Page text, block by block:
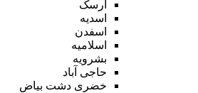
ارسک
اسدیه
اسفدن
اسلامیه
بشرویه
حاجی آباد
خضری دشت بیاض